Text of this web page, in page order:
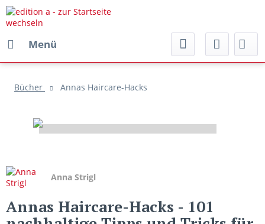
Menü
Bücher Annas Haircare-Hacks
Anna Strigl
Annas Haircare-Hacks - 101